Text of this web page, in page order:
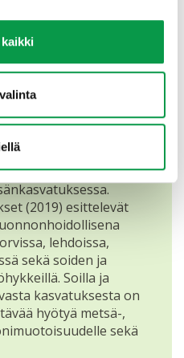
& Siitonen J.,
kasvatus
jonka avulla
säilyttää joitakin
paremmin kuin
(2019) esittelevät
lehdoissa,
sekä soiden ja
Soilla ja
kasvatuksesta on
hyötyä metsä-,
sekä